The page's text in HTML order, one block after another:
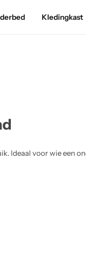
Kledingkast
Ideaal voor wie een